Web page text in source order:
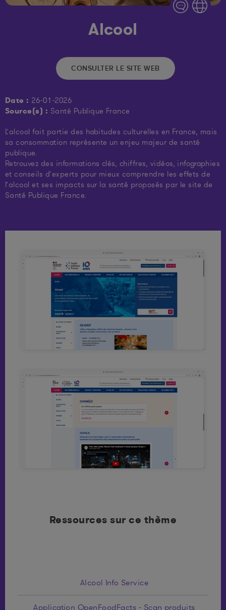
Alcool
Date : 26-01-2026
Source(s) : Santé Publique France
L’alcool fait partie des habitudes culturelles en France, mais
sa consommation représente un enjeu majeur de santé
publique.
Retrouvez des informations clés, chiffres, vidéos, infographies
et conseils d’experts pour mieux comprendre les effets de
l’alcool et ses impacts sur la santé proposés par le site de
Santé Publique France.
CONSULTER LE SITE WEB
Ressources sur ce thème
Alcool Info Service
Application OpenFoodFacts - Scan produits